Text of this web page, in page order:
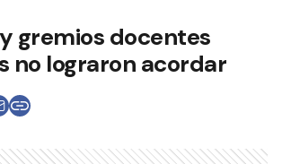
gremios docentes
no lograron acordar